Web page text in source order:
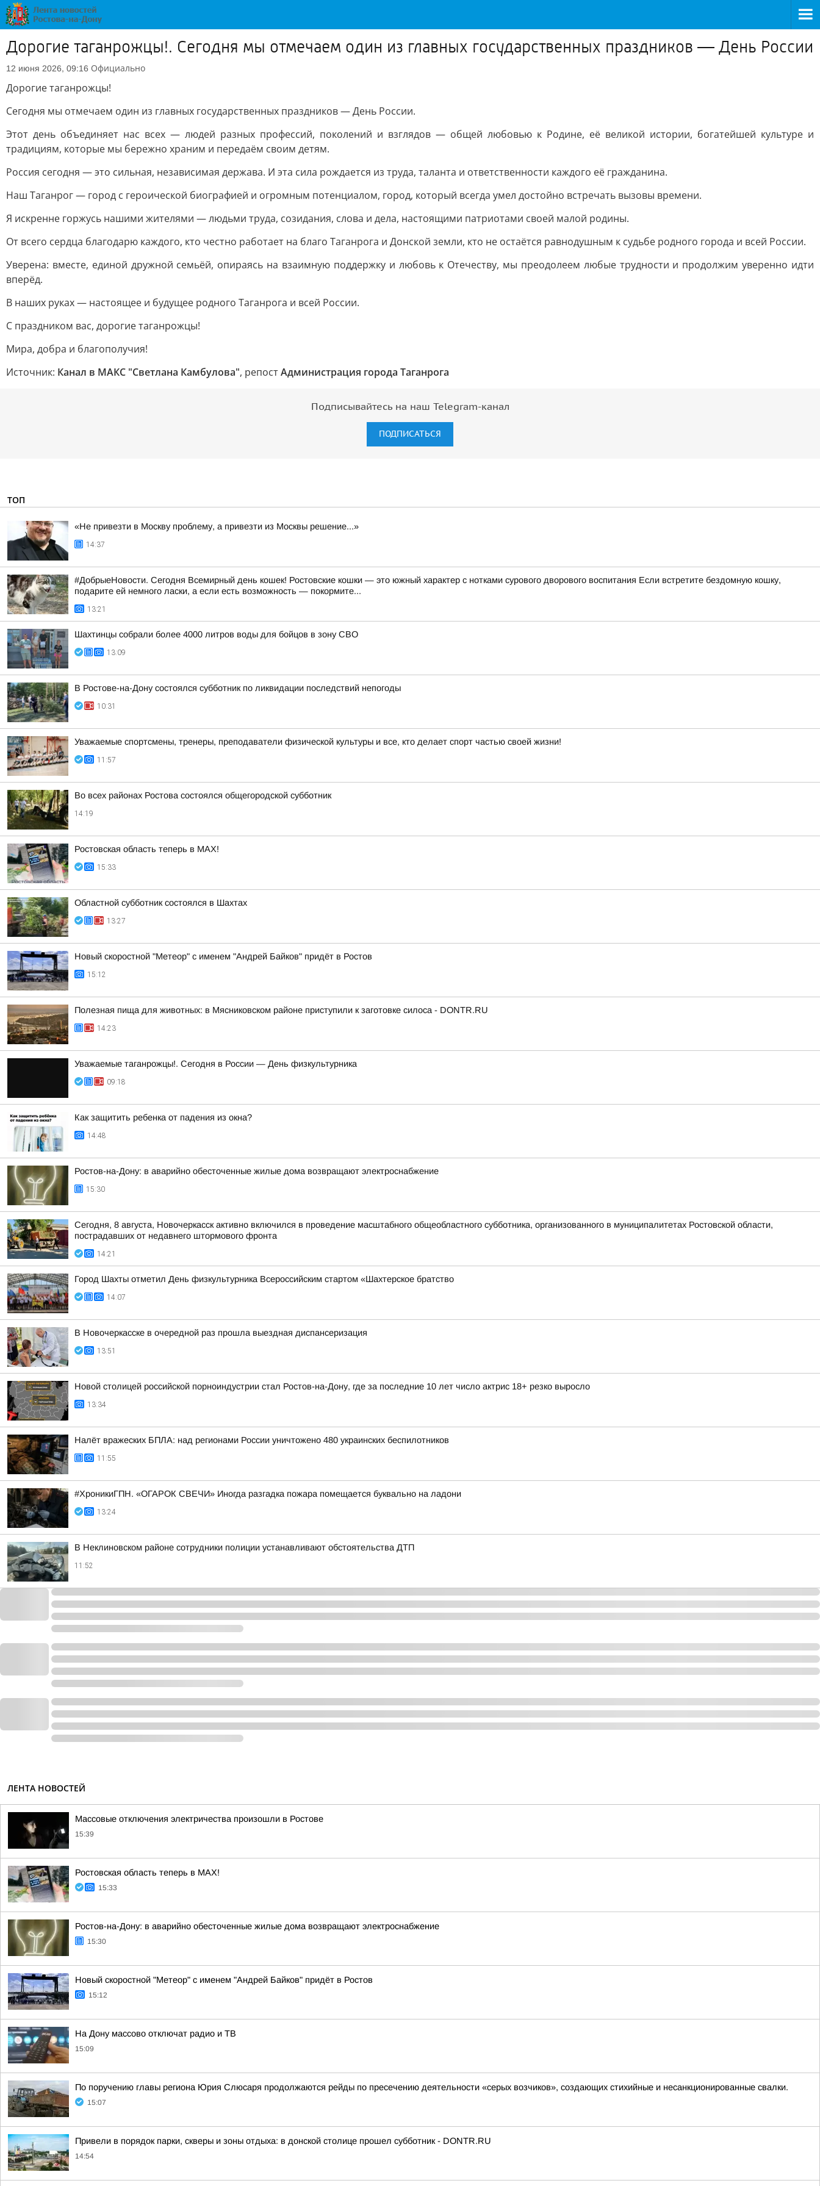
Дорогие таганрожцы!. Сегодня мы отмечаем один из главных государственных праздников — День России
12 июня 2026, 09:16 Официально
Дорогие таганрожцы!
Сегодня мы отмечаем один из главных государственных праздников — День России.
Этот день объединяет нас всех — людей разных профессий, поколений и взглядов — общей любовью к Родине, её великой истории, богатейшей культуре и
традициям, которые мы бережно храним и передаём своим детям.
Россия сегодня — это сильная, независимая держава. И эта сила рождается из труда, таланта и ответственности каждого её гражданина.
Наш Таганрог — город с героической биографией и огромным потенциалом, город, который всегда умел достойно встречать вызовы времени.
Я искренне горжусь нашими жителями — людьми труда, созидания, слова и дела, настоящими патриотами своей малой родины.
От всего сердца благодарю каждого, кто честно работает на благо Таганрога и Донской земли, кто не остаётся равнодушным к судьбе родного города и всей России.
Уверена: вместе, единой дружной семьёй, опираясь на взаимную поддержку и любовь к Отечеству, мы преодолеем любые трудности и продолжим уверенно идти
вперёд.
В наших руках — настоящее и будущее родного Таганрога и всей России.
С праздником вас, дорогие таганрожцы!
Мира, добра и благополучия!
Источник: Канал в МАКС "Светлана Камбулова", репостАдминистрация города Таганрога
Подписывайтесь на наш Telegram-канал
ПОДПИСАТЬСЯ
ТОП
«Не привезти в Москву проблему, а привезти из Москвы решение...»
14:37
#ДобрыеНовости. Сегодня Всемирный день кошек! Ростовские кошки — это южный характер с нотками сурового дворового воспитания Если встретите бездомную кошку,
подарите ей немного ласки, а если есть возможность — покормите...
13:21
Шахтинцы собрали более 4000 литров воды для бойцов в зону СВО
13:09
В Ростове-на-Дону состоялся субботник по ликвидации последствий непогоды
10:31
Уважаемые спортсмены, тренеры, преподаватели физической культуры и все, кто делает спорт частью своей жизни!
11:57
Во всех районах Ростова состоялся общегородской субботник
14:19
Ростовская область теперь в МАХ!
15:33
Областной субботник состоялся в Шахтах
13:27
Новый скоростной "Метеор" с именем "Андрей Байков" придёт в Ростов
15:12
Полезная пища для животных: в Мясниковском районе приступили к заготовке силоса - DONTR.RU
14:23
Уважаемые таганрожцы!. Сегодня в России — День физкультурника
09:18
Как защитить ребенка от падения из окна?
14:48
Ростов-на-Дону: в аварийно обесточенные жилые дома возвращают электроснабжение
15:30
Сегодня, 8 августа, Новочеркасск активно включился в проведение масштабного общеобластного субботника, организованного в муниципалитетах Ростовской области,
пострадавших от недавнего штормового фронта
14:21
Город Шахты отметил День физкультурника Всероссийским стартом «Шахтерское братство
14:07
В Новочеркасске в очередной раз прошла выездная диспансеризация
13:51
Новой столицей российской порноиндустрии стал Ростов-на-Дону, где за последние 10 лет число актрис 18+ резко выросло
13:34
Налёт вражеских БПЛА: над регионами России уничтожено 480 украинских беспилотников
11:55
#ХроникиГПН. «ОГАРОК СВЕЧИ» Иногда разгадка пожара помещается буквально на ладони
13:24
В Неклиновском районе сотрудники полиции устанавливают обстоятельства ДТП
11:52
ЛЕНТА НОВОСТЕЙ
Массовые отключения электричества произошли в Ростове
15:39
Ростовская область теперь в МАХ!
15:33
Ростов-на-Дону: в аварийно обесточенные жилые дома возвращают электроснабжение
15:30
Новый скоростной "Метеор" с именем "Андрей Байков" придёт в Ростов
15:12
На Дону массово отключат радио и ТВ
15:09
По поручению главы региона Юрия Слюсаря продолжаются рейды по пресечению деятельности «серых возчиков», создающих стихийные и несанкционированные свалки.
15:07
Привели в порядок парки, скверы и зоны отдыха: в донской столице прошел субботник - DONTR.RU
14:54